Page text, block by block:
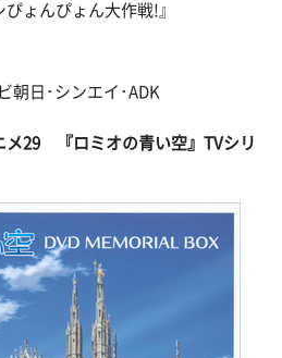
ょんぴょん大作戦!』
朝日･シンエイ･ADK
メ29
『ロミオの青い空』TVシリ